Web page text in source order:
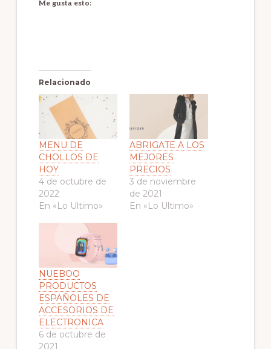
Me gusta esto:
Relacionado
MENU DE
CHOLLOS DE
HOY
4 de octubre de
2022
En «Lo Ultimo»
ABRIGATE A LOS
MEJORES
PRECIOS
3 de noviembre
de 2021
En «Lo Ultimo»
NUEBOO
PRODUCTOS
ESPAÑOLES DE
ACCESORIOS DE
ELECTRONICA
6 de octubre de
2021